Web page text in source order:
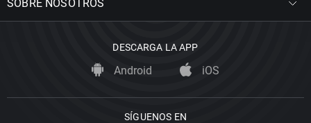
SOBRE NOSOTROS
DESCARGA LA APP
Android iOS
SÍGUENOS EN